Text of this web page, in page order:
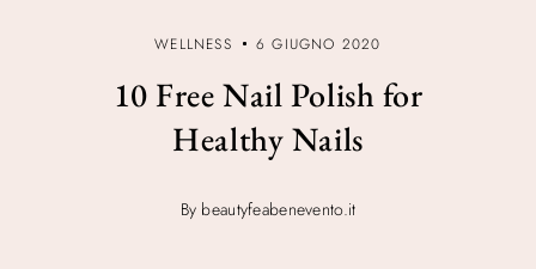
WELLNESS 6 GIUGNO 2020
10 Free Nail Polish for
Healthy Nails
By beautyfeabenevento.it